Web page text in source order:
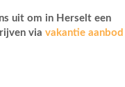
uit om in Herselt een
via vakantie aanbod